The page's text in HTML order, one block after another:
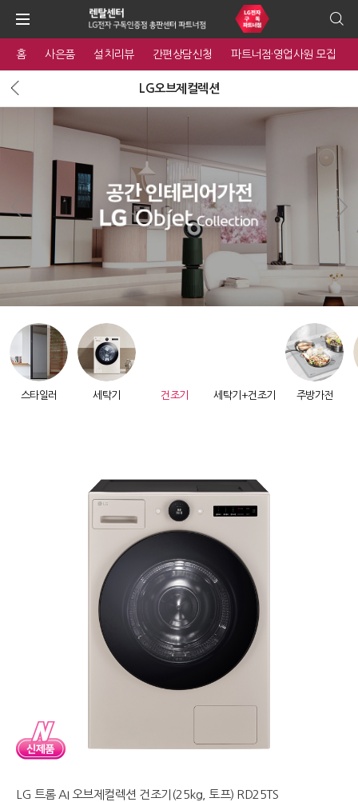
홈 사은품 설치리뷰 간편상담신청 파트너점·영업사원 모집
LG오브제컬렉션
스타일러 세탁기 건조기 세탁기+건조기 주방가전
LG 트롬 AI 오브제컬렉션 건조기(25kg, 토프) RD25TS